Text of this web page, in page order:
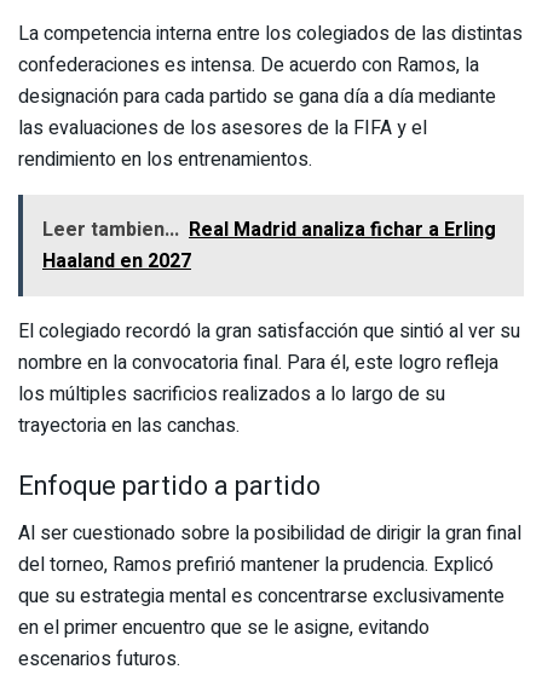
La competencia interna entre los colegiados de las distintas
confederaciones es intensa. De acuerdo con Ramos, la
designación para cada partido se gana día a día mediante
las evaluaciones de los asesores de la FIFA y el
rendimiento en los entrenamientos.
Leer tambien... Real Madrid analiza fichar a Erling
Haaland en 2027
El colegiado recordó la gran satisfacción que sintió al ver su
nombre en la convocatoria final. Para él, este logro refleja
los múltiples sacrificios realizados a lo largo de su
trayectoria en las canchas.
Enfoque partido a partido
Al ser cuestionado sobre la posibilidad de dirigir la gran final
del torneo, Ramos prefirió mantener la prudencia. Explicó
que su estrategia mental es concentrarse exclusivamente
en el primer encuentro que se le asigne, evitando
escenarios futuros.